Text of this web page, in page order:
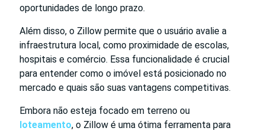
oportunidades de longo prazo.
Além disso, o Zillow permite que o usuário avalie a
infraestrutura local, como proximidade de escolas,
hospitais e comércio. Essa funcionalidade é crucial
para entender como o imóvel está posicionado no
mercado e quais são suas vantagens competitivas.
Embora não esteja focado em terreno ou
loteamento, o Zillow é uma ótima ferramenta para